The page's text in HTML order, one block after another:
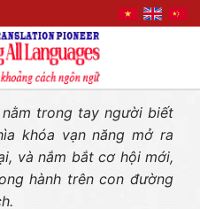
trong tay người biết
khóa vạn năng mở ra
và nắm bắt cơ hội mới,
hành trên con đường